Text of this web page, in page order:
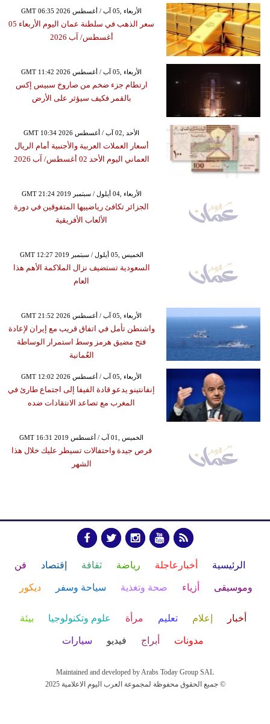
GMT 06:35 2026 الأربعاء ,05 آب / أغسطس
سعر الذهب في سلطنة عمان اليوم الأربعاء 05
أغسطس/ آب 2026
GMT 11:42 2026 الأربعاء ,05 آب / أغسطس
ارتطام جزء ضخم من صاروخ سبيس إكس
بالقمر فكيف سيؤثر على الأرض
GMT 10:34 2026 الأحد ,02 آب / أغسطس
أسعار العملات العربية والأجنبية أمام الريال
العماني اليوم الأحد 02 أغسطس/ آب 2026
GMT 21:24 2019 الأربعاء ,04 أيلول / سبتمبر
الجزائر تكافئ رياضييها المتفوقين في دورة
الألعاب الأفريقية
GMT 12:27 2019 الخميس ,05 أيلول / سبتمبر
السعودية تستضيف نزال الملاكمة الأهم هذا
العام
GMT 21:52 2026 الأربعاء ,05 آب / أغسطس
واشنطن تأمل في اتفاق قريب مع إيران لإعادة
فتح مضيق هرمز وسط استمرار الوساطة
العُمانية
GMT 12:02 2026 الأربعاء ,05 آب / أغسطس
إنفانتينو يدعو قادة الفيفا إلى اجتماع طارئ في
المغرب مع تصاعد الانتقادات ضده
GMT 16:31 2019 الخميس ,01 آب / أغسطس
فرص جيدة واحتفالات تسيطر عليك خلال هذا
الشهر
الرئيسية أخبارعاجلة رياضة ثقافة إقتصاد فن
وموسيقى أزياء صحة وتغذية سياحة وسفر ديكور
أخبار إعلام تعليم مرأة علوم وتكنولوجيا بيئة
مدونات أبراج فيديو سيارات
Maintained and developed by Arabs Today Group SAL
جميع الحقوق محفوظة لمجموعة العرب اليوم الاعلامية 2025 ©